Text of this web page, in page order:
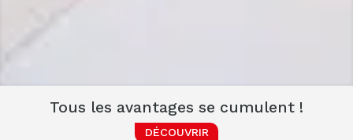
Tous les avantages se cumulent !
DÉCOUVRIR